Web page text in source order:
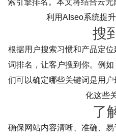
利用AIseo系统提
搜
根据用户搜索习惯和产品定
词排名，让客户搜到你。例
们可以确定哪些关键词是用
化这些
了
确保网站内容清晰、准确、